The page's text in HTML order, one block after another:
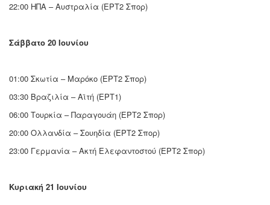
22:00 ΗΠΑ – Αυστραλία (ΕΡΤ2 Σπορ)
Σάββατο 20 Ιουνίου
01:00 Σκωτία – Μαρόκο (ΕΡΤ2 Σπορ)
03:30 Βραζιλία – Αϊτή (ΕΡΤ1)
06:00 Τουρκία – Παραγουάη (ΕΡΤ2 Σπορ)
20:00 Ολλανδία – Σουηδία (ΕΡΤ2 Σπορ)
23:00 Γερμανία – Ακτή Ελεφαντοστού (ΕΡΤ2 Σπορ)
Κυριακή 21 Ιουνίου